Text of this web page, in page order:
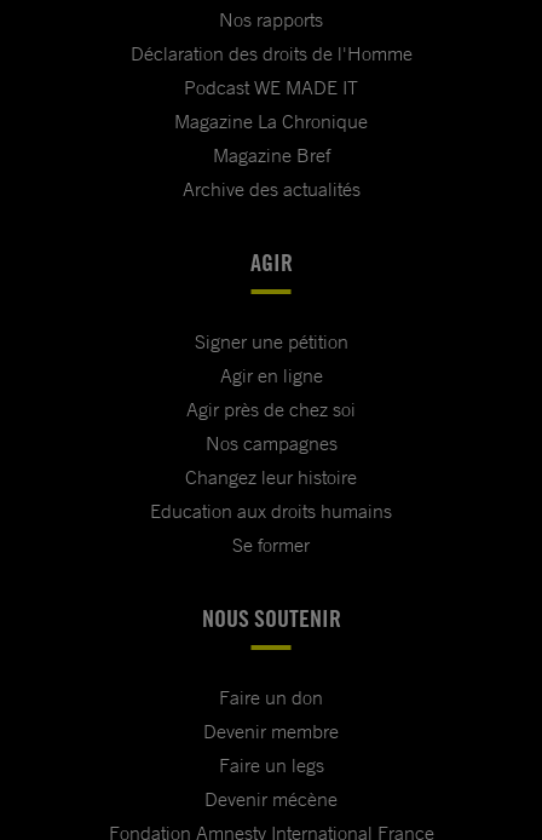
Nos rapports
Déclaration des droits de l'Homme
Podcast WE MADE IT
Magazine La Chronique
Magazine Bref
Archive des actualités
AGIR
Signer une pétition
Agir en ligne
Agir près de chez soi
Nos campagnes
Changez leur histoire
Education aux droits humains
Se former
NOUS SOUTENIR
Faire un don
Devenir membre
Faire un legs
Devenir mécène
Fondation Amnesty International France